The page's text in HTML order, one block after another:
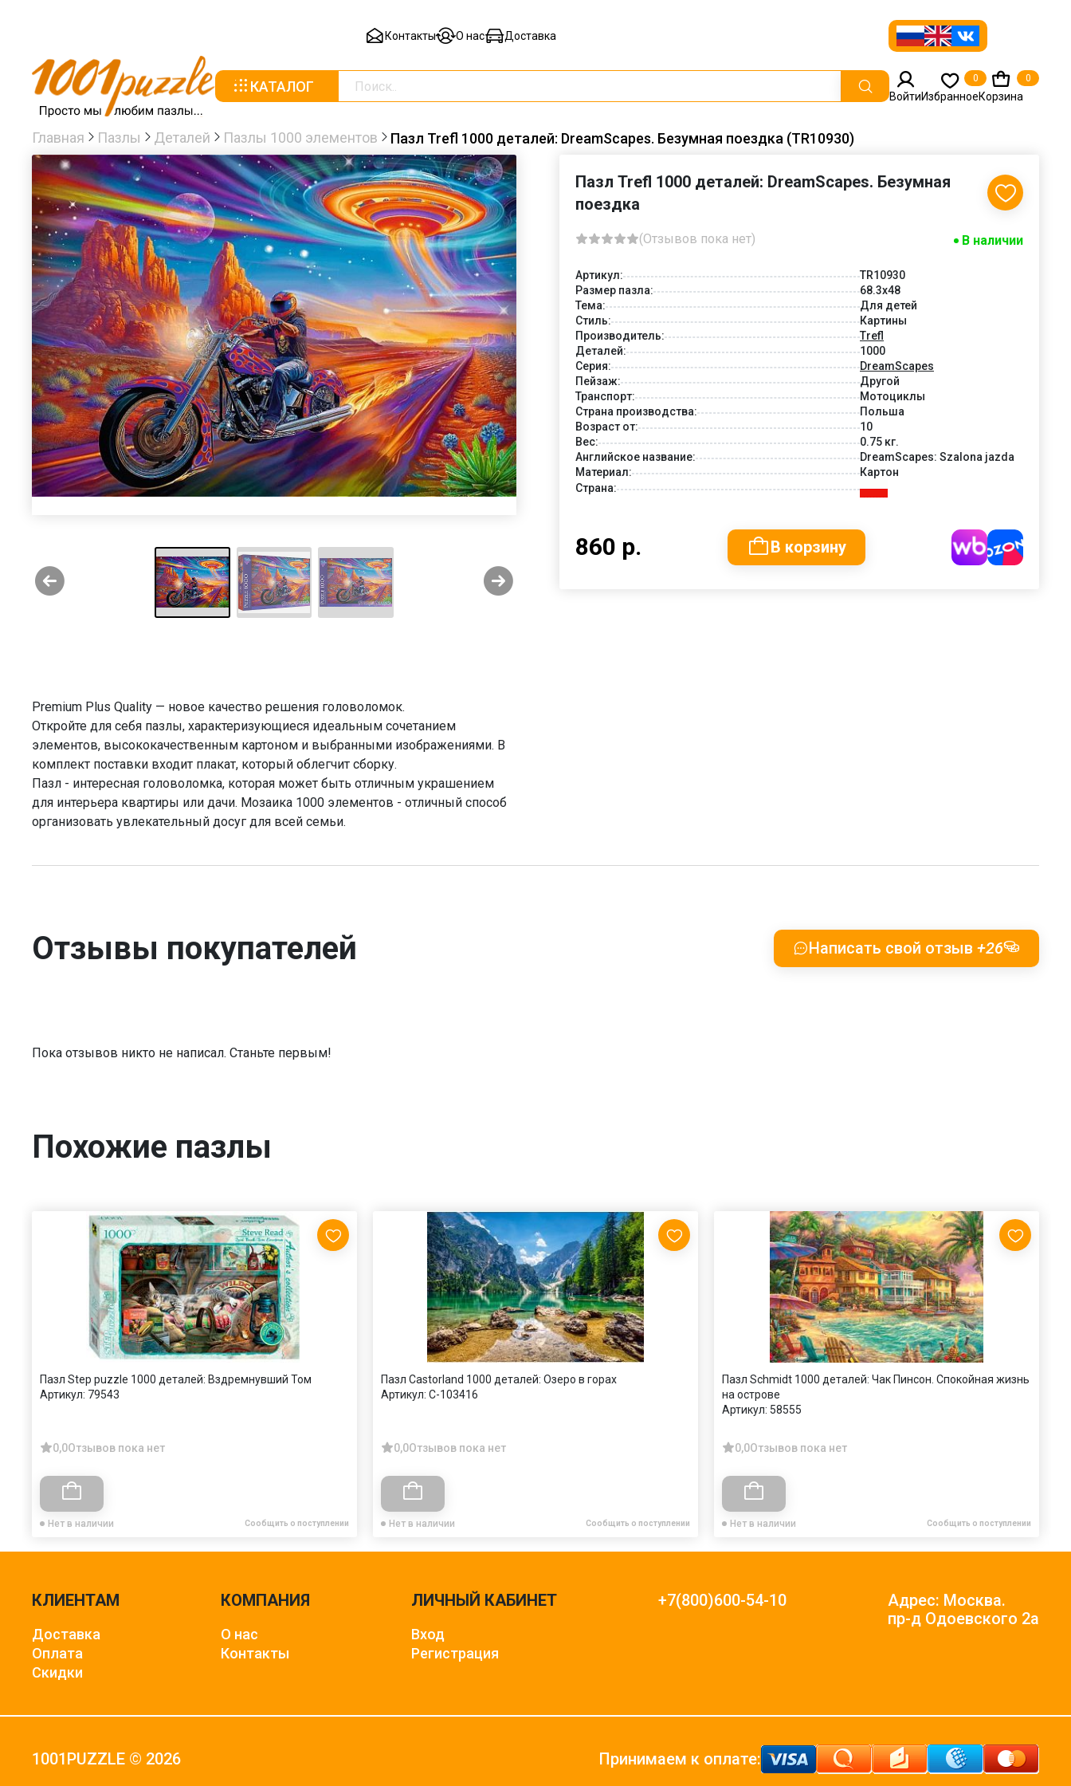
Контакты О нас Доставка
КАТАЛОГ
ВойтиИзбранное
0
Корзина
0
Главная Пазлы Деталей Пазлы 1000 элементов Пазл Trefl 1000 деталей: DreamScapes. Безумная поездка (TR10930)
Premium Plus Quality — новое качество решения головоломок.
Откройте для себя пазлы, характеризующиеся идеальным сочетанием
элементов, высококачественным картоном и выбранными изображениями. В
комплект поставки входит плакат, который облегчит сборку.
Пазл - интересная головоломка, которая может быть отличным украшением
для интерьера квартиры или дачи. Мозаика 1000 элементов - отличный способ
организовать увлекательный досуг для всей семьи.
Пазл Trefl 1000 деталей: DreamScapes. Безумная
поездка
(Отзывов пока нет) В наличии
Артикул:
TR10930
Размер пазла:
68.3x48
Тема:
Для детей
Стиль:
Картины
Производитель:
Trefl
Деталей:
1000
Серия:
DreamScapes
Пейзаж:
Другой
Транспорт:
Мотоциклы
Страна производства:
Польша
Возраст от:
10
Вес:
0.75 кг.
Английское название:
DreamScapes: Szalona jazda
Материал:
Картон
Страна:
860 р. В корзину
Отзывы покупателей Написать свой отзыв +26
Пока отзывов никто не написал. Станьте первым!
Похожие пазлы
Пазл Step puzzle 1000 деталей: Вздремнувший Том
Артикул: 79543
0,0Отзывов пока нет
Нет в наличии Сообщить о поступлении
Пазл Castorland 1000 деталей: Озеро в горах
Артикул: C-103416
0,0Отзывов пока нет
Нет в наличии Сообщить о поступлении
Пазл Schmidt 1000 деталей: Чак Пинсон. Спокойная жизнь
на острове
Артикул: 58555
0,0Отзывов пока нет
Нет в наличии Сообщить о поступлении
КЛИЕНТАМ
Доставка
Оплата
Скидки
КОМПАНИЯ
О нас
Контакты
ЛИЧНЫЙ КАБИНЕТ
Вход
Регистрация
+7(800)600-54-10
Адрес: Москва.
пр-д Одоевского 2а
1001PUZZLE © 2026 Принимаем к оплате: